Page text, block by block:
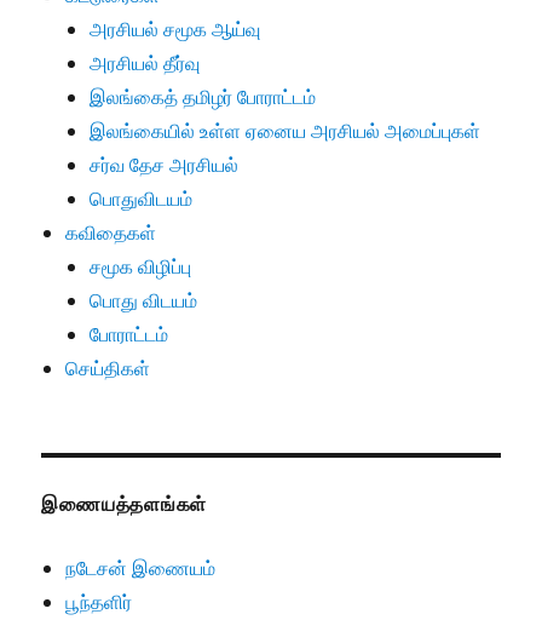
அரசியல் சமூக ஆய்வு
அரசியல் தீர்வு
இலங்கைத் தமிழர் போராட்டம்
இலங்கையில் உள்ள ஏனைய அரசியல் அமைப்புகள்
சர்வ தேச அரசியல்
பொதுவிடயம்
கவிதைகள்
சமூக விழிப்பு
பொது விடயம்
போராட்டம்
செய்திகள்
இணையத்தளங்கள்
நடேசன் இணையம்
பூந்தளிர்